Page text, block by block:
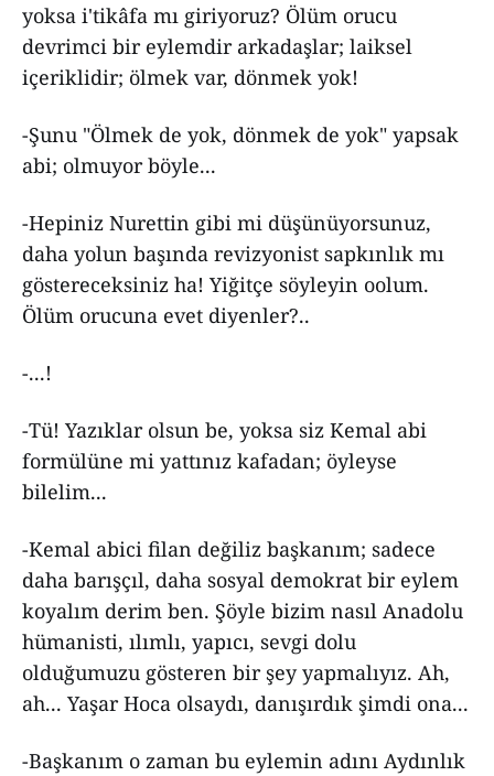
yoksa i'tikâfa mı giriyoruz? Ölüm orucu
devrimci bir eylemdir arkadaşlar; laiksel
içeriklidir; ölmek var, dönmek yok!
-Şunu "Ölmek de yok, dönmek de yok" yapsak
abi; olmuyor böyle...
-Hepiniz Nurettin gibi mi düşünüyorsunuz,
daha yolun başında revizyonist sapkınlık mı
göstereceksiniz ha! Yiğitçe söyleyin oolum.
Ölüm orucuna evet diyenler?..
-...!
-Tü! Yazıklar olsun be, yoksa siz Kemal abi
formülüne mi yattınız kafadan; öyleyse
bilelim...
-Kemal abici filan değiliz başkanım; sadece
daha barışçıl, daha sosyal demokrat bir eylem
koyalım derim ben. Şöyle bizim nasıl Anadolu
hümanisti, ılımlı, yapıcı, sevgi dolu
olduğumuzu gösteren bir şey yapmalıyız. Ah,
ah... Yaşar Hoca olsaydı, danışırdık şimdi ona...
-Başkanım o zaman bu eylemin adını Aydınlık